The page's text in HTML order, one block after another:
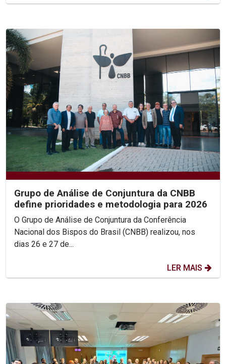
Grupo de Análise de Conjuntura da CNBB
define prioridades e metodologia para 2026
O Grupo de Análise de Conjuntura da Conferência
Nacional dos Bispos do Brasil (CNBB) realizou, nos
dias 26 e 27 de...
LER MAIS